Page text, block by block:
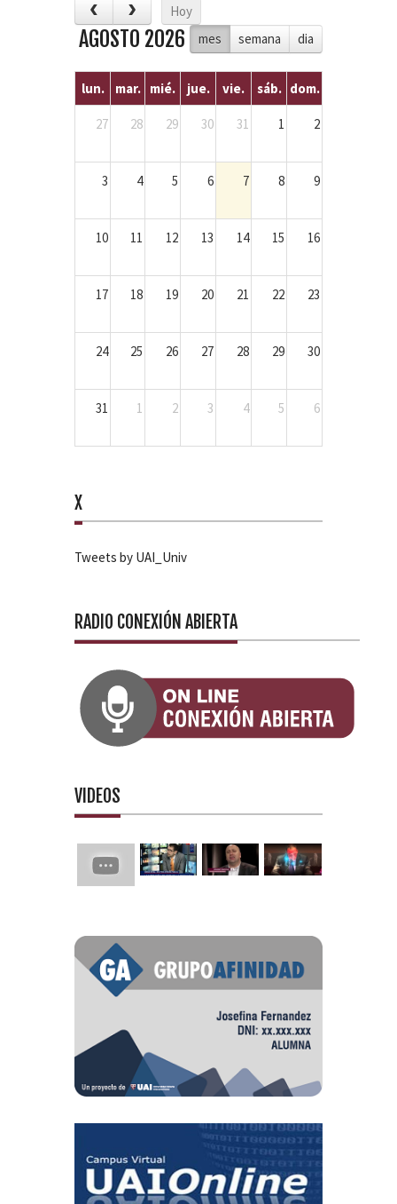
Hoy
mes
semana dia
AGOSTO 2026
lun. mar. mié. jue. vie. sáb. dom.
27 28 29 30 31 1 2
3 4 5 6 7 8 9
10 11 12 13 14 15 16
17 18 19 20 21 22 23
24 25 26 27 28 29 30
31 1 2 3 4 5 6
X
Tweets by UAI_Univ
RADIO CONEXIÓN ABIERTA
VIDEOS